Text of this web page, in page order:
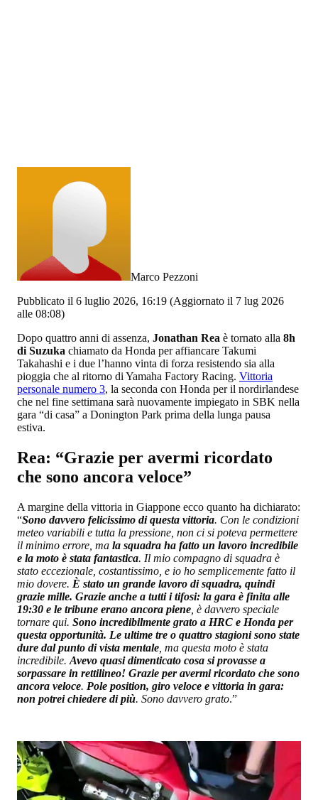
Marco Pezzoni
Pubblicato il 6 luglio 2026, 16:19 (Aggiornato il 7 lug 2026
alle 08:08)
Dopo quattro anni di assenza, Jonathan Rea è tornato alla 8h
di Suzuka chiamato da Honda per affiancare Takumi
Takahashi e i due l’hanno vinta di forza resistendo sia alla
pioggia che al ritorno di Yamaha Factory Racing. Vittoria
personale numero 3, la seconda con Honda per il nordirlandese
che nel fine settimana sarà nuovamente impiegato in SBK nella
gara “di casa” a Donington Park prima della lunga pausa
estiva.
Rea: “Grazie per avermi ricordato
che sono ancora veloce”
A margine della vittoria in Giappone ecco quanto ha dichiarato:
“Sono davvero felicissimo di questa vittoria. Con le condizioni
meteo variabili e tutta la pressione, non ci si poteva permettere
il minimo errore, ma la squadra ha fatto un lavoro incredibile
e la moto è stata fantastica. Il mio compagno di squadra è
stato eccezionale, costantissimo, e io ho semplicemente fatto il
mio dovere. È stato un grande lavoro di squadra, quindi
grazie mille. Grazie anche a tutti i tifosi: la gara è finita alle
19:30 e le tribune erano ancora piene , è davvero speciale
tornare qui. Sono incredibilmente grato a HRC e Honda per
questa opportunità. Le ultime tre o quattro stagioni sono state
dure dal punto di vista mentale , ma questa moto è stata
incredibile. Avevo quasi dimenticato cosa si provasse a
sorpassare in rettilineo! Grazie per avermi ricordato che sono
ancora veloce. Pole position, giro veloce e vittoria in gara:
non potrei chiedere di più. Sono davvero grato.”